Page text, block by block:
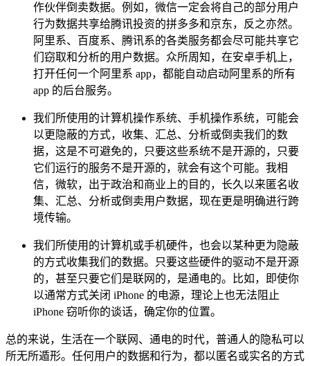
作伙伴倒卖数据。例如，微信一定会将自己的部分用户
行为数据共享给腾讯投资的拼多多和京东，反之亦然。
阿里系、百度系、腾讯系的各类服务都会尽可能共享它
们窃取和分析的用户数据。众所周知，在安卓手机上，
打开任何一个阿里系 app，都能自动启动阿里系的所有
app 的后台服务。
我们所使用的计算机操作系统、手机操作系统，可能会
以更隐蔽的方式，收集、汇总、分析或倒卖我们的数
据，这是不可避免的，只要这些系统不是开源的，只要
它们运行的服务不是开源的，就会有这个可能。我相
信，微软，出于政治和商业上的目的，长久以来匿名收
集、汇总、分析或倒卖用户数据，现在更是明确进行跨
境传输。
我们所使用的计算机或手机硬件，也会以某种更为隐蔽
的方式收集我们的数据。只要这些硬件的驱动不是开源
的，甚至只要它们是联网的，是通电的。比如，即使你
以通常方式关闭 iPhone 的电源，理论上也无法阻止
iPhone 窃听你的谈话，确定你的位置。
总的来说，生活在一个联网、通电的时代，普通人的隐私可以
所无所遁形。任何用户的数据和行为，都以匿名或实名的方式